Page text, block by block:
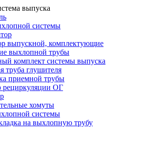
выпуска
системы
выпускной, комплектующие
выхлопной трубы
комплект системы выпуска
труба глушителя
приемной трубы
рециркуляции ОГ
хомуты
системы
на выхлопную трубу